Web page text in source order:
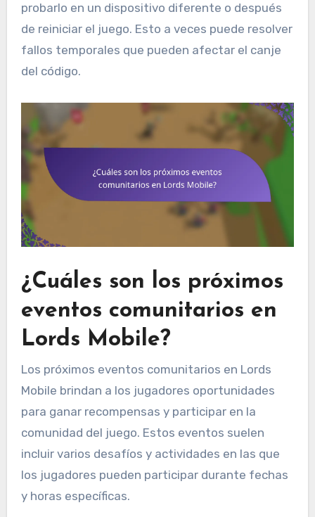
probarlo en un dispositivo diferente o después
de reiniciar el juego. Esto a veces puede resolver
fallos temporales que pueden afectar el canje
del código.
¿Cuáles son los próximos
eventos comunitarios en
Lords Mobile?
Los próximos eventos comunitarios en Lords
Mobile brindan a los jugadores oportunidades
para ganar recompensas y participar en la
comunidad del juego. Estos eventos suelen
incluir varios desafíos y actividades en las que
los jugadores pueden participar durante fechas
y horas específicas.